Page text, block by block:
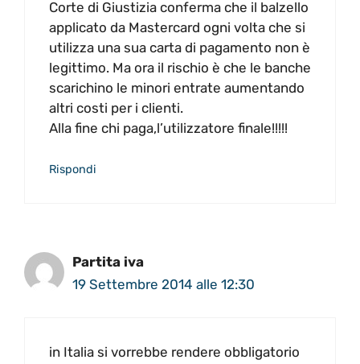
Corte di Giustizia conferma che il balzello
applicato da Mastercard ogni volta che si
utilizza una sua carta di pagamento non è
legittimo. Ma ora il rischio è che le banche
scarichino le minori entrate aumentando
altri costi per i clienti.
Alla fine chi paga,l’utilizzatore finale!!!!!
Rispondi
Partita iva
19 Settembre 2014 alle 12:30
in Italia si vorrebbe rendere obbligatorio